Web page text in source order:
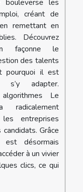
bouleverse les
créant de
remettant en
Découvrez
façonne le
des talents
pourquoi il est
s’y adapter.
Le
radicalement
entreprises
Grâce
désormais
à un vivier
clics, ce qui